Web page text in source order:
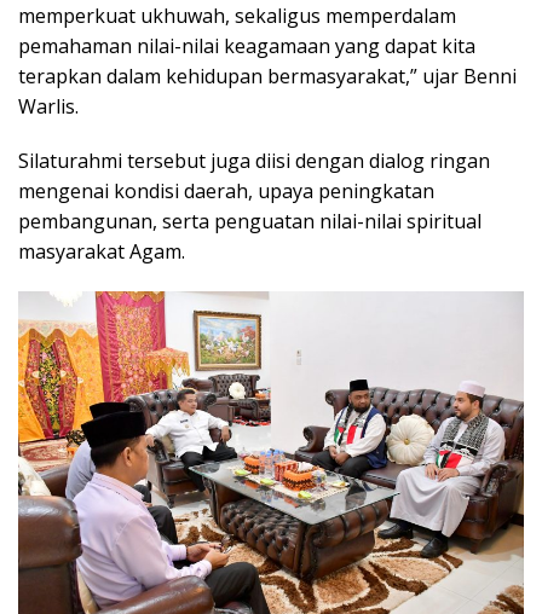
memperkuat ukhuwah, sekaligus memperdalam
pemahaman nilai-nilai keagamaan yang dapat kita
terapkan dalam kehidupan bermasyarakat,” ujar Benni
Warlis.
Silaturahmi tersebut juga diisi dengan dialog ringan
mengenai kondisi daerah, upaya peningkatan
pembangunan, serta penguatan nilai-nilai spiritual
masyarakat Agam.